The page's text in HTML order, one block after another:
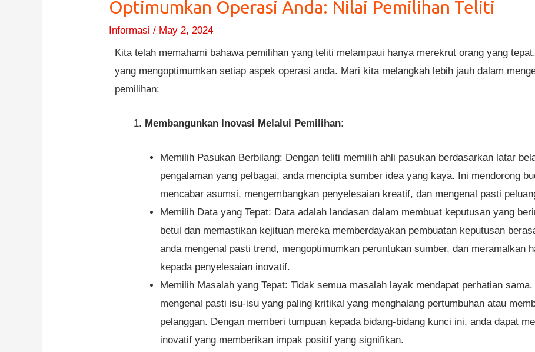
Optimumkan Operasi Anda: Nilai Pemilihan Teliti
Informasi / May 2, 2024
Kita telah memahami bahawa pemilihan yang teliti melampaui hanya merekrut orang yang
yang mengoptimumkan setiap aspek operasi anda. Mari kita melangkah lebih jauh dalam
pemilihan:
Membangunkan Inovasi Melalui Pemilihan:
Memilih Pasukan Berbilang: Dengan teliti memilih ahli pasukan berdasarkan latar
pengalaman yang pelbagai, anda mencipta sumber idea yang kaya. Ini mendorong
mencabar asumsi, mengembangkan penyelesaian kreatif, dan mengenal pasti
Memilih Data yang Tepat: Data adalah landasan dalam membuat keputusan yang
betul dan memastikan kejituan mereka memberdayakan pembuatan keputusan
anda mengenal pasti trend, mengoptimumkan peruntukan sumber, dan meramalkan
kepada penyelesaian inovatif.
Memilih Masalah yang Tepat: Tidak semua masalah layak mendapat perhatian
mengenal pasti isu-isu yang paling kritikal yang menghalang pertumbuhan atau
pelanggan. Dengan memberi tumpuan kepada bidang-bidang kunci ini, anda dapat
inovatif yang memberikan impak positif yang signifikan.